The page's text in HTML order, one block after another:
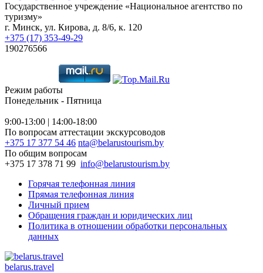
Государственное учреждение «Национальное агентство по
туризму»
г. Минск, ул. Кирова, д. 8/6, к. 120
+375 (17) 353-49-29
190276566
Режим работы
Понедельник - Пятница
9:00-13:00 | 14:00-18:00
По вопросам аттестации экскурсоводов
+375 17 377 54 46 nta@belarustourism.by
По общим вопросам
+375 17 378 71 99 info@belarustourism.by
Горячая телефонная линия
Прямая телефонная линия
Личный прием
Обращения граждан и юридических лиц
Политика в отношении обработки персональных
данных
belarus.travel